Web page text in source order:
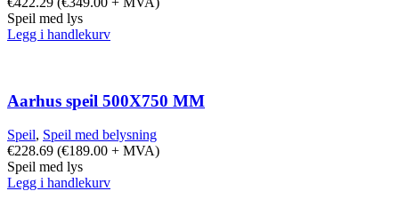
Speil med lys
Legg i handlekurv
Aarhus speil 500X750 MM
Speil, Speil med belysning
€228.69 (€189.00 + MVA)
Speil med lys
Legg i handlekurv